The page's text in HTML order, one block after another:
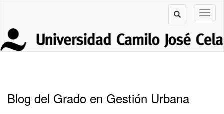
Blog del Grado en Gestión Urbana